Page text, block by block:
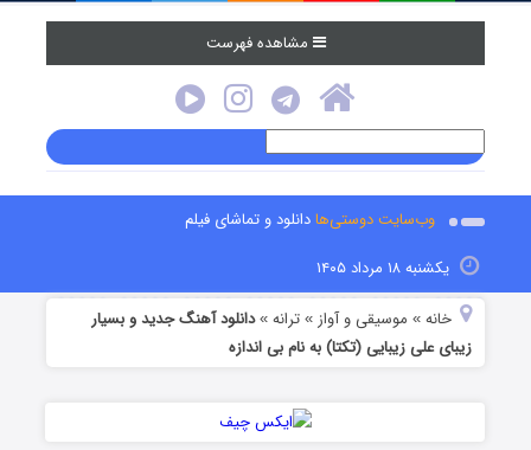
مشاهده فهرست
وب‌سایت دوستی‌هادانلود و تماشای فیلم
یکشنبه ۱۸ مرداد ۱۴۰۵
خانه » موسیقی و آواز »ترانه »دانلود آهنگ جدید و بسیار
زیبای علی زیبایی (تكتا) به نام بی اندازه